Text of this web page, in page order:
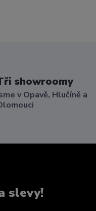
showroomy
v Opavě, Hlučíně a
slevy!